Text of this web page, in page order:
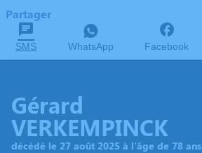
Partager
SMS WhatsApp Facebook
Gérard
VERKEMPINCK
décédé le 27 août 2025 à l'âge de 78 ans